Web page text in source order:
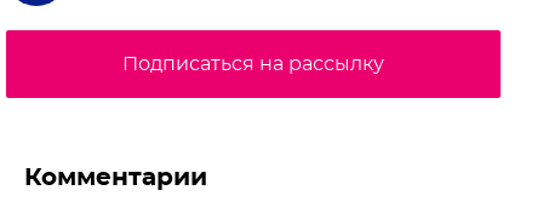
Подписаться на рассылку
Комментарии